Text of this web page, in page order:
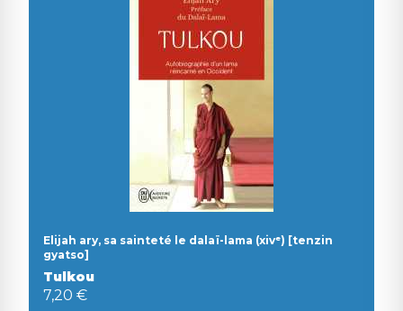
Elijah ary, sa sainteté le dalaï-lama (xivᵉ) [tenzin
gyatso]
Tulkou
7,20 €